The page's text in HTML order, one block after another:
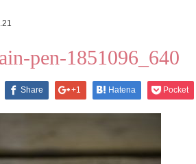
pen-1851096_640
Share +1 Hatena Pocket